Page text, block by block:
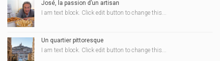
José, la passion d’un artisan
I am text block. Click edit button to change this...
Un quartier pittoresque
I am text block. Click edit button to change this...